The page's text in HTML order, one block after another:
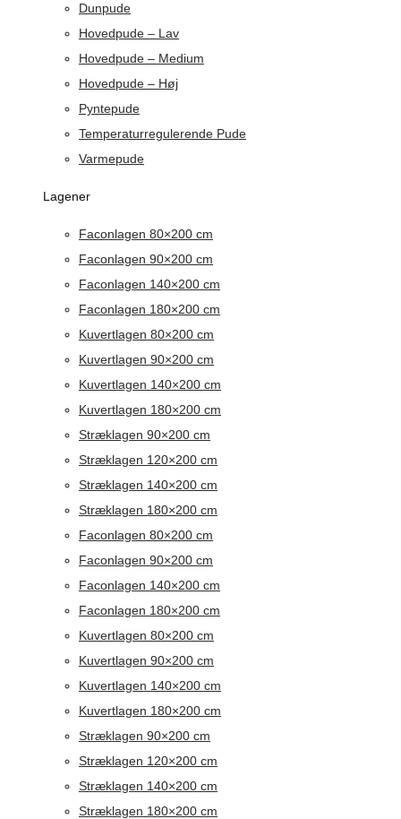
Dunpude
Hovedpude – Lav
Hovedpude – Medium
Hovedpude – Høj
Pyntepude
Temperaturregulerende Pude
Varmepude
Lagener
Faconlagen 80×200 cm
Faconlagen 90×200 cm
Faconlagen 140×200 cm
Faconlagen 180×200 cm
Kuvertlagen 80×200 cm
Kuvertlagen 90×200 cm
Kuvertlagen 140×200 cm
Kuvertlagen 180×200 cm
Stræklagen 90×200 cm
Stræklagen 120×200 cm
Stræklagen 140×200 cm
Stræklagen 180×200 cm
Faconlagen 80×200 cm
Faconlagen 90×200 cm
Faconlagen 140×200 cm
Faconlagen 180×200 cm
Kuvertlagen 80×200 cm
Kuvertlagen 90×200 cm
Kuvertlagen 140×200 cm
Kuvertlagen 180×200 cm
Stræklagen 90×200 cm
Stræklagen 120×200 cm
Stræklagen 140×200 cm
Stræklagen 180×200 cm